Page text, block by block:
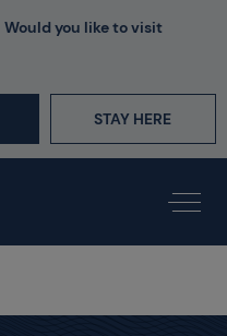
Would you like to visit
STAY HERE